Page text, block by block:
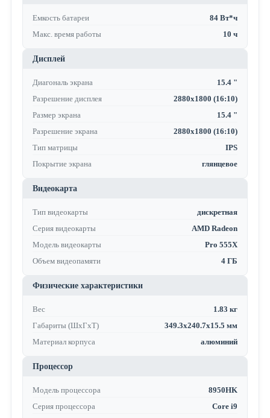
Емкость батареи
84 Вт*ч
Макс. время работы
10 ч
Дисплей
Диагональ экрана
15.4 "
Разрешение дисплея
2880x1800 (16:10)
Размер экрана
15.4 "
Разрешение экрана
2880x1800 (16:10)
Тип матрицы
IPS
Покрытие экрана
глянцевое
Видеокарта
Тип видеокарты
дискретная
Серия видеокарты
AMD Radeon
Модель видеокарты
Pro 555X
Объем видеопамяти
4 ГБ
Физические характеристики
Вес
1.83 кг
Габариты (ШхГхТ)
349.3x240.7x15.5 мм
Материал корпуса
алюминий
Процессор
Модель процессора
8950HK
Серия процессора
Core i9